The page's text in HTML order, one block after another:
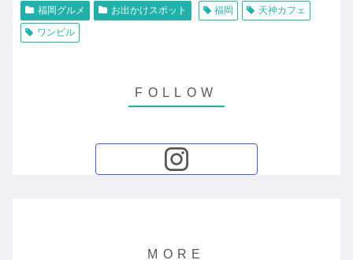
福岡グルメ お出かけスポット 福岡
天神カフェ
ワンビル